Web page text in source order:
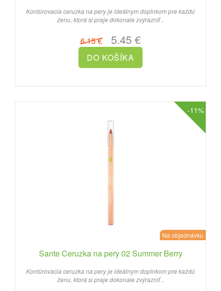
Kontúrovacia ceruzka na pery je ideálnym doplnkom pre každú
ženu, ktorá si praje dokonale zvýrazniť ..
6.15 €5.45 €
-11%
Na objednávku
Sante Ceruzka na pery 02 Summer Berry
Kontúrovacia ceruzka na pery je ideálnym doplnkom pre každú
ženu, ktorá si praje dokonale zvýrazniť ..